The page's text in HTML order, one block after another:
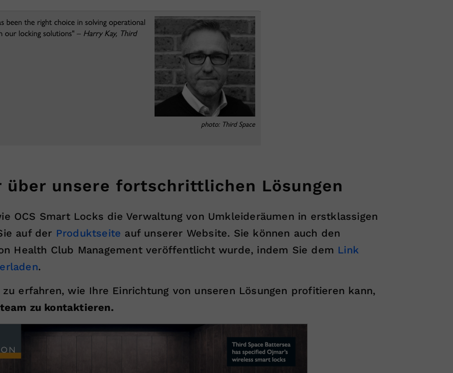
über unsere fortschrittlichen Lösungen
OCS Smart Locks die Verwaltung von Umkleideräumen in erstklassigen
auf der Produktseite auf unserer Website. Sie können auch den
Health Club Management veröffentlicht wurde, indem Sie dem Link
.
erfahren, wie Ihre Einrichtung von unseren Lösungen profitieren kann,
zu kontaktieren.